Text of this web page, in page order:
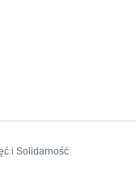
i Solidarność